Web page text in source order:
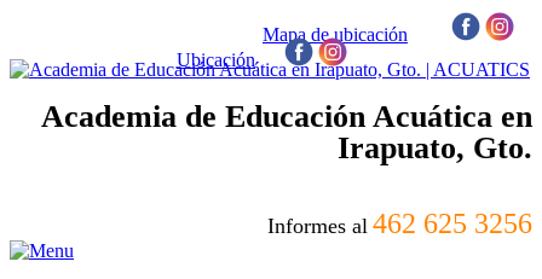
Mapa de ubicación
Ubicación /
Academia de Educación Acuática en
Irapuato, Gto.
Informes al 462 625 3256